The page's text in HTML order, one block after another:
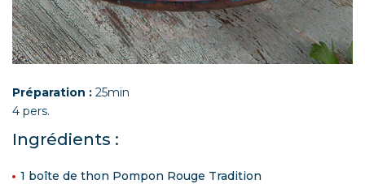
Préparation : 25min
4 pers.
Ingrédients :
1 boîte de thon Pompon Rouge Tradition